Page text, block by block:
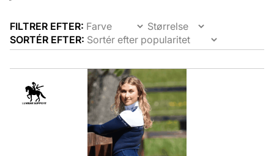
FILTRER EFTER:
SORTÉR EFTER:
vare
har